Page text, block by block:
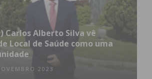
Carlos Alberto Silva vê
Local de Saúde como uma
2023